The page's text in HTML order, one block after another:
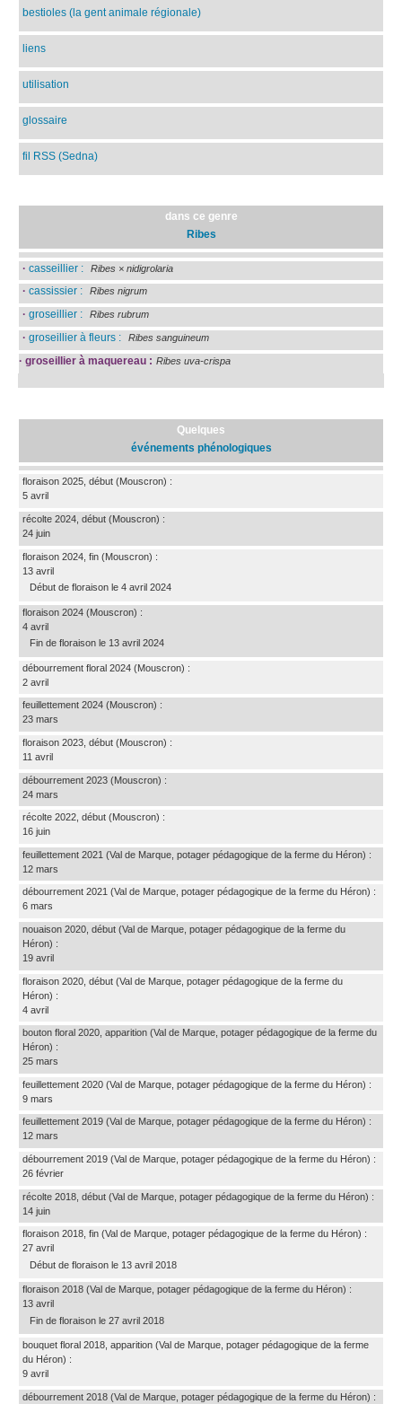
bestioles (la gent animale régionale)
liens
utilisation
glossaire
fil RSS (Sedna)
dans ce genre
Ribes
· casseillier : Ribes × nidigrolaria
· cassissier : Ribes nigrum
· groseillier : Ribes rubrum
· groseillier à fleurs : Ribes sanguineum
· groseillier à maquereau : Ribes uva-crispa
Quelques
événements phénologiques
floraison 2025, début (Mouscron) :
5 avril
récolte 2024, début (Mouscron) :
24 juin
floraison 2024, fin (Mouscron) :
13 avril
Début de floraison le 4 avril 2024
floraison 2024 (Mouscron) :
4 avril
Fin de floraison le 13 avril 2024
débourrement floral 2024 (Mouscron) :
2 avril
feuillettement 2024 (Mouscron) :
23 mars
floraison 2023, début (Mouscron) :
11 avril
débourrement 2023 (Mouscron) :
24 mars
récolte 2022, début (Mouscron) :
16 juin
feuillettement 2021 (Val de Marque, potager pédagogique de la ferme du Héron) :
12 mars
débourrement 2021 (Val de Marque, potager pédagogique de la ferme du Héron) :
6 mars
nouaison 2020, début (Val de Marque, potager pédagogique de la ferme du
Héron) :
19 avril
floraison 2020, début (Val de Marque, potager pédagogique de la ferme du
Héron) :
4 avril
bouton floral 2020, apparition (Val de Marque, potager pédagogique de la ferme du
Héron) :
25 mars
feuillettement 2020 (Val de Marque, potager pédagogique de la ferme du Héron) :
9 mars
feuillettement 2019 (Val de Marque, potager pédagogique de la ferme du Héron) :
12 mars
débourrement 2019 (Val de Marque, potager pédagogique de la ferme du Héron) :
26 février
récolte 2018, début (Val de Marque, potager pédagogique de la ferme du Héron) :
14 juin
floraison 2018, fin (Val de Marque, potager pédagogique de la ferme du Héron) :
27 avril
Début de floraison le 13 avril 2018
floraison 2018 (Val de Marque, potager pédagogique de la ferme du Héron) :
13 avril
Fin de floraison le 27 avril 2018
bouquet floral 2018, apparition (Val de Marque, potager pédagogique de la ferme
du Héron) :
9 avril
débourrement 2018 (Val de Marque, potager pédagogique de la ferme du Héron) :